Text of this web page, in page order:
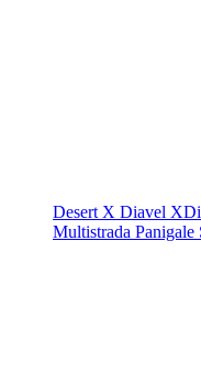
Desert X Diavel
Multistrada Panigale